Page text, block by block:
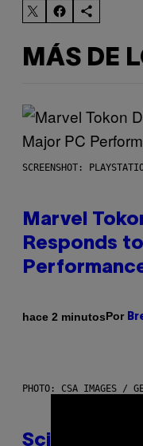
MÁS DE
SCREENSHOT:
Marvel
Responds
hace 2 minutosPor
PHOTO: CSA IMAGES /
Scientists